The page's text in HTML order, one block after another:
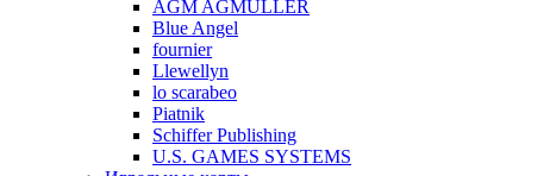
AGM AGMULLER
Blue Angel
fournier
Llewellyn
lo scarabeo
Piatnik
Schiffer Publishing
U.S. GAMES SYSTEMS